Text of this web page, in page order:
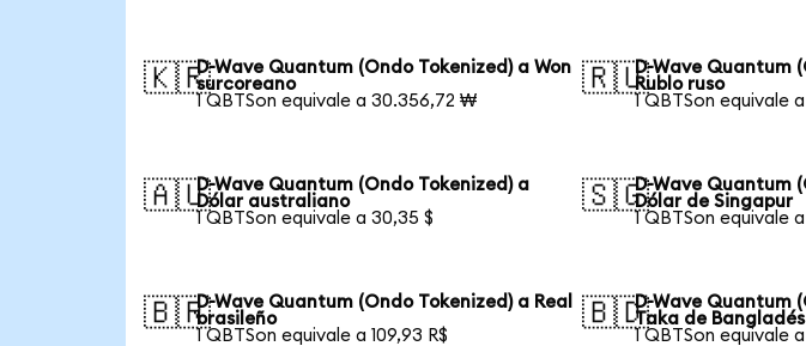
🇰🇷D-Wave Quantum (Ondo Tokenized) a Won
surcoreano
1 QBTSon equivale a 30.356,72 ₩
🇷🇺D-Wave Quantum
Rublo ruso
1 QBTSon equivale
🇦🇺D-Wave Quantum (Ondo Tokenized) a
Dólar australiano
1 QBTSon equivale a 30,35 $
🇸🇬D-Wave Quantum
Dólar de Singapur
1 QBTSon equivale
🇧🇷D-Wave Quantum (Ondo Tokenized) a Real
brasileño
1 QBTSon equivale a 109,93 R$
🇧🇩D-Wave Quantum
Taka de Bangladés
1 QBTSon equivale